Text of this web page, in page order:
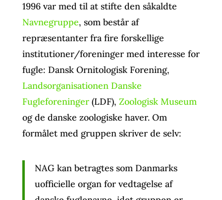
1996 var med til at stifte den såkaldte
Navnegruppe, som består af
repræsentanter fra fire forskellige
institutioner/foreninger med interesse for
fugle: Dansk Ornitologisk Forening,
Landsorganisationen Danske
Fugleforeninger(LDF), Zoologisk Museum
og de danske zoologiske haver. Om
formålet med gruppen skriver de selv:
NAG kan betragtes som Danmarks
uofficielle organ for vedtagelse af